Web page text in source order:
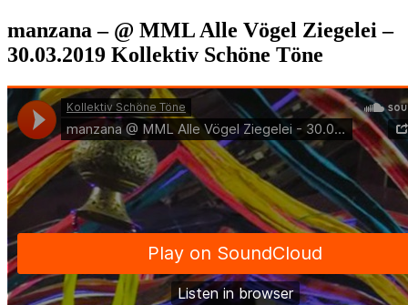
manzana – @ MML Alle Vögel Ziegelei –
30.03.2019 Kollektiv Schöne Töne